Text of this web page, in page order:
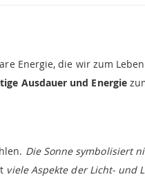
Energie, die wir zum
Ausdauer und Energie
Die Sonne symbolisiert
viele Aspekte der Licht- und